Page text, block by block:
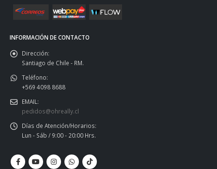
INFORMACIÓN DE CONTACTO
Dirección:
Santiago de Chile - RM.
Teléfono:
+569 4098 8688
EMAIL:
pedidos@ohreally.cl
Días de Atención/Horarios:
Lun - Sáb / 9:00 - 20:00 Hrs.